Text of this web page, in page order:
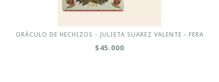
ORÁCULO DE HECHIZOS - JULIETA SUAREZ VALENTE - FERA
$45.000